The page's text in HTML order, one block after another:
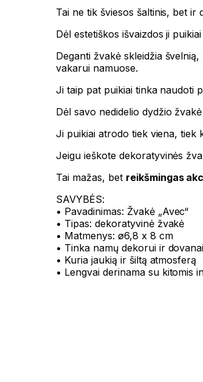
Tai ne tik šviesos šaltinis, bet
Dėl estetiškos išvaizdos ji
Deganti žvakė skleidžia
vakarui namuose.
Ji taip pat puikiai tinka naudoti
Dėl savo nedidelio dydžio
Ji puikiai atrodo tiek viena, tiek
Jeigu ieškote dekoratyvinės
Tai mažas, bet reikšmingas
SAVYBĖS:
• Pavadinimas: Žvakė „Avec“
• Tipas: dekoratyvinė žvakė
• Matmenys: ø6,8 x 8 cm
• Tinka namų dekorui ir dovanai
• Kuria jaukią ir šiltą atmosferą
• Lengvai derinama su kitomis